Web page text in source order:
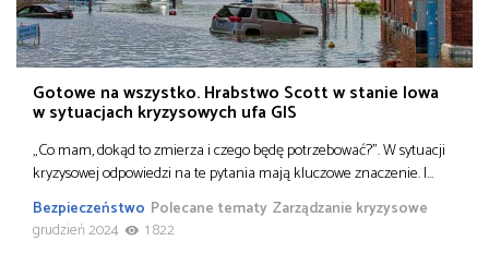
Gotowe na wszystko. Hrabstwo Scott w stanie Iowa
w sytuacjach kryzysowych ufa GIS
„Co mam, dokąd to zmierza i czego będę potrzebować?”. W sytuacji
kryzysowej odpowiedzi na te pytania mają kluczowe znaczenie. I…
Bezpieczeństwo Polecane tematy Zarządzanie kryzysowe
grudzień 2024
1 822